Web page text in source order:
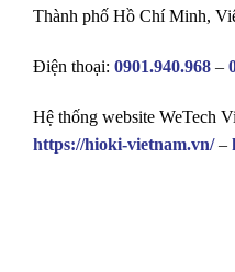
Thành phố Hồ Chí Minh,
Điện thoại: 0901.940.968 –
Hệ thống website WeTech
https://hioki-vietnam.vn/–